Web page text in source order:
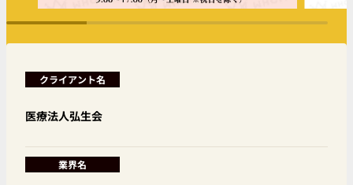
クライアント名
医療法人弘生会
業界名